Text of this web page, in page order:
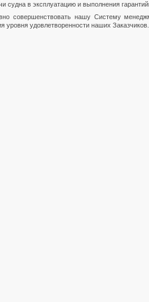
судна в эксплуатацию и выполнения
совершенствовать нашу Систему
уровня удовлетворенности наших Заказчиков.